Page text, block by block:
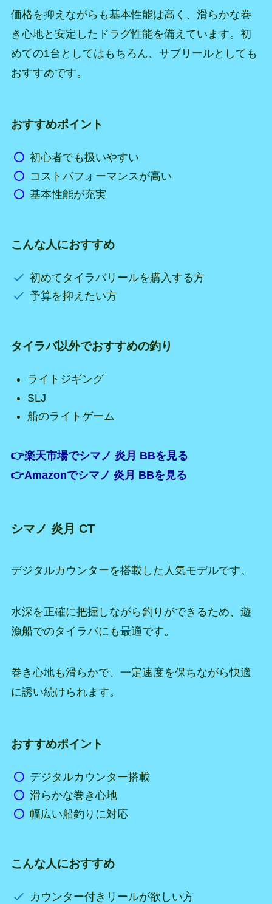
価格を抑えながらも基本性能は高く、滑らかな巻
き心地と安定したドラグ性能を備えています。初
めての1台としてはもちろん、サブリールとしても
おすすめです。
おすすめポイント
初心者でも扱いやすい
コストパフォーマンスが高い
基本性能が充実
こんな人におすすめ
初めてタイラバリールを購入する方
予算を抑えたい方
タイラバ以外でおすすめの釣り
ライトジギング
SLJ
船のライトゲーム
👉楽天市場でシマノ 炎月 BBを見る
👉Amazonでシマノ 炎月 BBを見る
シマノ 炎月 CT
デジタルカウンターを搭載した人気モデルです。
水深を正確に把握しながら釣りができるため、遊
漁船でのタイラバにも最適です。
巻き心地も滑らかで、一定速度を保ちながら快適
に誘い続けられます。
おすすめポイント
デジタルカウンター搭載
滑らかな巻き心地
幅広い船釣りに対応
こんな人におすすめ
カウンター付きリールが欲しい方